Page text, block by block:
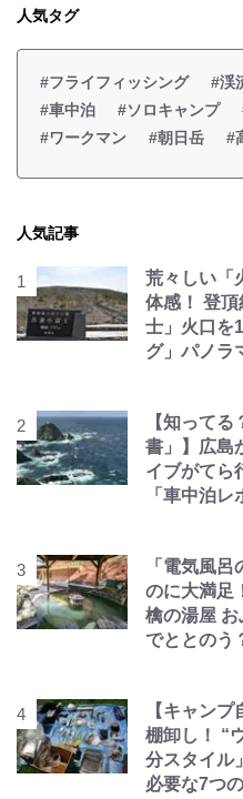
人気タグ
#フライフィッシング #渓
#車中泊
#ソロキャンプ
#ワークマン
#朝日岳 #
人気記事
荒々しい「
体感！ 登
士」火口を
グ」パノラ
【知って
書」】広島
イブがてら
「車中泊レ
「電気風
のに大満足
檎の湯屋 お
でととのう
【キャン
棚卸し！ “
分スタイル
必要な7つ